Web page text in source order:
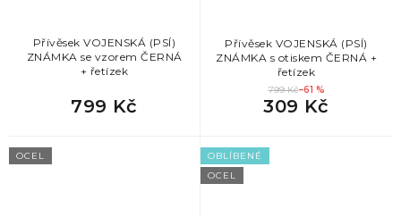
Přívěsek VOJENSKÁ (PSÍ)
ZNÁMKA se vzorem ČERNÁ
+ řetízek
799 Kč
Přívěsek VOJENSKÁ (PSÍ)
ZNÁMKA s otiskem ČERNÁ +
řetízek
799 Kč–61 %
309 Kč
OCEL
OBLÍBENÉ
OCEL